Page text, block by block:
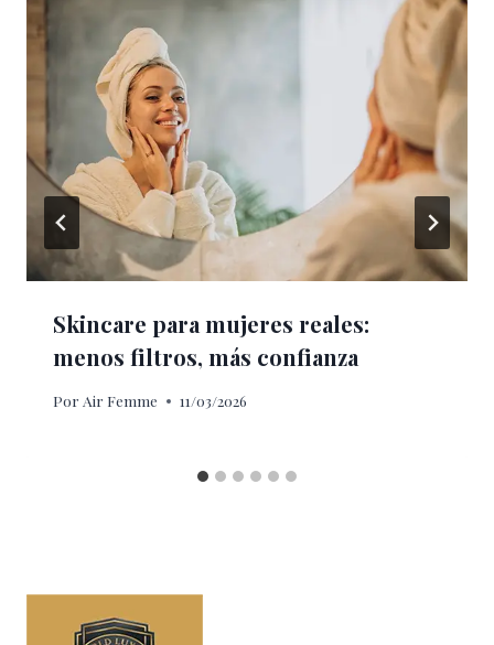
Skincare para mujeres reales:
menos filtros, más confianza
Por Air Femme 11/03/2026